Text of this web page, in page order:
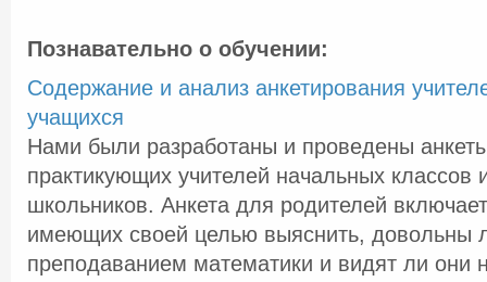
Познавательно о обучении:
Содержание и анализ анкетирования
учащихся
Нами были разработаны и проведены
практикующих учителей начальных
школьников. Анкета для родителей
имеющих своей целью выяснить, довольны
преподаванием математики и видят ли они